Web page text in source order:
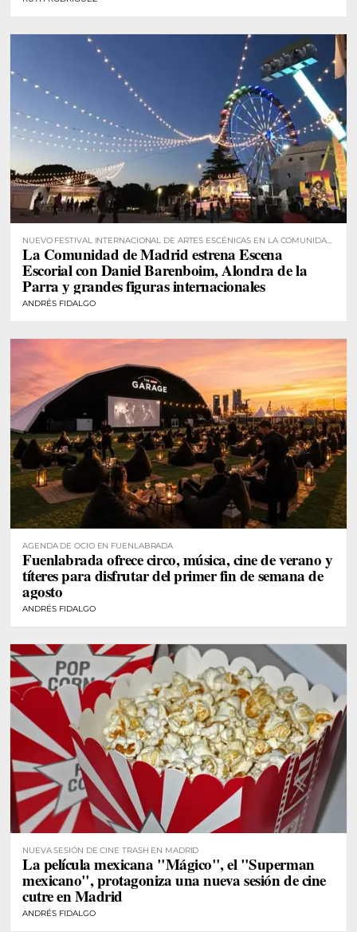
NUEVO FESTIVAL INTERNACIONAL DE ARTES ESCÉNICAS EN LA COMUNIDAD
DE MADRID
La Comunidad de Madrid estrena Escena
Escorial con Daniel Barenboim, Alondra de la
Parra y grandes figuras internacionales
ANDRÉS FIDALGO
AGENDA DE OCIO EN FUENLABRADA
Fuenlabrada ofrece circo, música, cine de verano y
títeres para disfrutar del primer fin de semana de
agosto
ANDRÉS FIDALGO
NUEVA SESIÓN DE CINE TRASH EN MADRID
La película mexicana "Mágico", el "Superman
mexicano", protagoniza una nueva sesión de cine
cutre en Madrid
ANDRÉS FIDALGO